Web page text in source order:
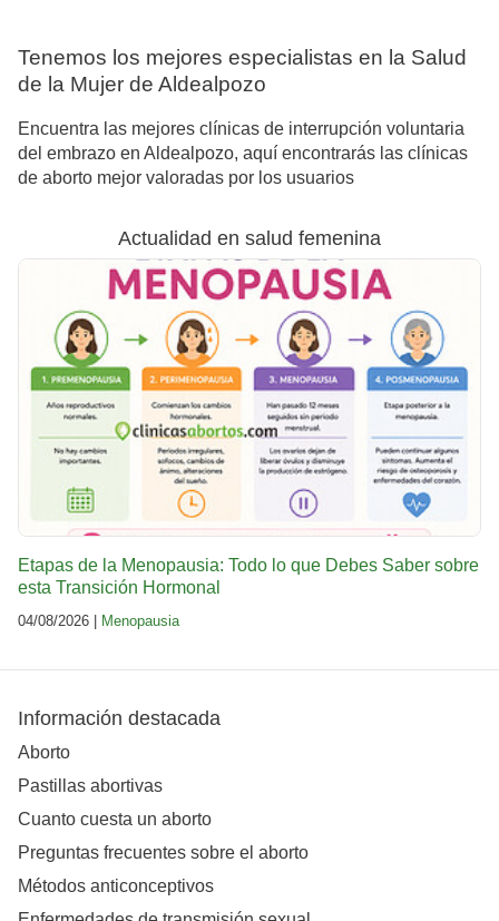
Tenemos los mejores especialistas en la Salud
de la Mujer de Aldealpozo
Encuentra las mejores clínicas de interrupción voluntaria
del embrazo en Aldealpozo, aquí encontrarás las clínicas
de aborto mejor valoradas por los usuarios
Actualidad en salud femenina
Etapas de la Menopausia: Todo lo que Debes Saber sobre
esta Transición Hormonal
04/08/2026 | Menopausia
Información destacada
Aborto
Pastillas abortivas
Cuanto cuesta un aborto
Preguntas frecuentes sobre el aborto
Métodos anticonceptivos